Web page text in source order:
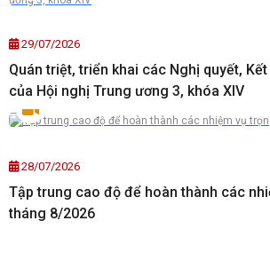
29/07/2026
Quán triệt, triển khai các Nghị quyết,
của Hội nghị Trung ương 3, khóa XIV
28/07/2026
Tập trung cao độ để hoàn thành các
tháng 8/2026